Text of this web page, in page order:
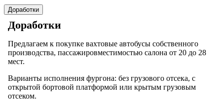
Доработки
Доработки
Предлагаем к покупке вахтовые автобусы собственного
производства, пассажировместимостью салона от 20 до 28
мест.
Варианты исполнения фургона: без грузового отсека, с
открытой бортовой платформой или крытым грузовым
отсеком.